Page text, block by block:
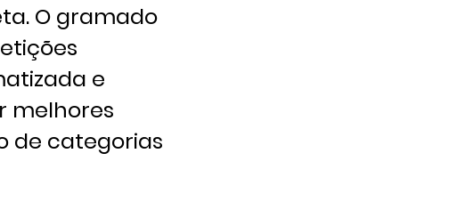
O gramado
e
melhores
de categorias